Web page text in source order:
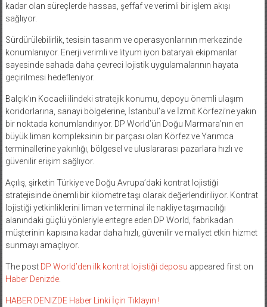
kadar olan süreçlerde hassas, şeffaf ve verimli bir işlem akışı
sağlıyor.
Sürdürülebilirlik, tesisin tasarım ve operasyonlarının merkezinde
konumlanıyor. Enerji verimli ve lityum iyon bataryalı ekipmanlar
sayesinde sahada daha çevreci lojistik uygulamalarının hayata
geçirilmesi hedefleniyor.
Balçık’ın Kocaeli ilindeki stratejik konumu, depoyu önemli ulaşım
koridorlarına, sanayi bölgelerine, İstanbul’a ve İzmit Körfezi’ne yakın
bir noktada konumlandırıyor. DP World’ün Doğu Marmara’nın en
büyük liman kompleksinin bir parçası olan Körfez ve Yarımca
terminallerine yakınlığı, bölgesel ve uluslararası pazarlara hızlı ve
güvenilir erişim sağlıyor.
Açılış, şirketin Türkiye ve Doğu Avrupa’daki kontrat lojistiği
stratejisinde önemli bir kilometre taşı olarak değerlendiriliyor. Kontrat
lojistiği yetkinliklerini liman ve terminal ile nakliye taşımacılığı
alanındaki güçlü yönleriyle entegre eden DP World, fabrikadan
müşterinin kapısına kadar daha hızlı, güvenilir ve maliyet etkin hizmet
sunmayı amaçlıyor.
The post DP World’den ilk kontrat lojistiği deposu appeared first on
Haber Denizde.
HABER DENIZDE Haber Linki İçin Tıklayın !